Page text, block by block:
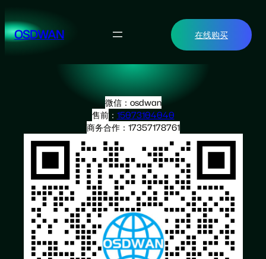
至
内OSDWAN 在线购买
微信：osdwan
售前： 15073104040
商务合作：17357178761